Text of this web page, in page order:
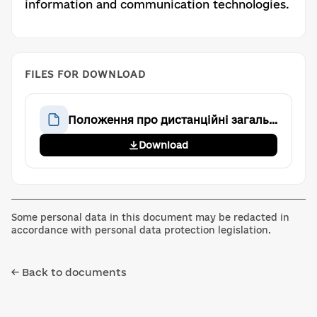
information and communication technologies.
FILES FOR DOWNLOAD
Положення про дистанційні загальні збори членів громадської організації «Аве Тім»
Download
Some personal data in this document may be redacted in
accordance with personal data protection legislation.
← Back to documents